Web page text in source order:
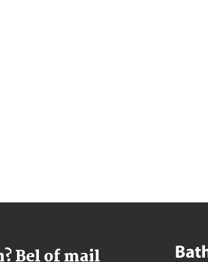
Bel of mail